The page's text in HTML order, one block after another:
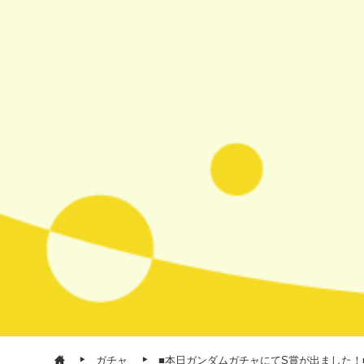
ガチャ ■本日ガンダムガチャにてS賞が出ました